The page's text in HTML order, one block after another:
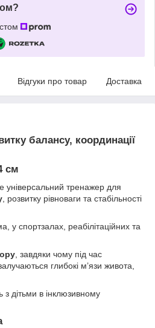
Відгуки про товар Доставка
балансу, координації
см
тренажер для
, розвитку рівноваги та стабільності
у спортзалах, реабілітаційних та
, завдяки чому під час
глибокі м’язи живота,
дітьми в інклюзивному